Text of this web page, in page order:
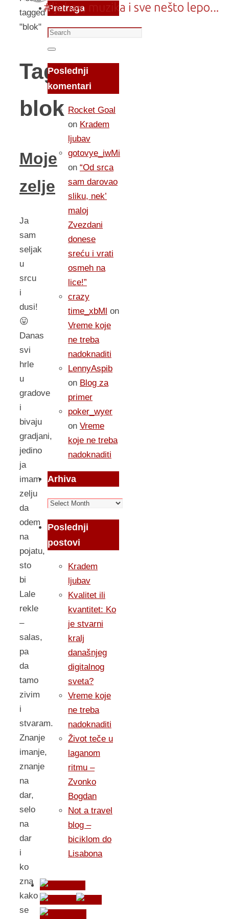
tagged
"blok"
Tag:
blok
Moje
zelje
Ja
sam
seljak
u
srcu
i
dusi!
😛
Danas
svi
hrle
u
gradove
i
bivaju
gradjani,
jedino
ja
imam
zelju
da
odem
na
pojatu,
sto
bi
Lale
rekle
–
salas,
pa
da
tamo
zivim
i
stvaram.
Znanje
imanje,
znanje
na
dar,
selo
na
dar
i
ko
zna
kako
se
Pretraga
Search
for:
Search
Poslednji
komentari
Rocket Goal
on Kradem
ljubav
gotovye_iwMi
on “Od srca
sam darovao
sliku, nek’
maloj
Zvezdani
donese
sreću i vrati
osmeh na
lice!”
crazy
time_xbMl on
Vreme koje
ne treba
nadoknaditi
LennyAspib
on Blog za
primer
poker_wyer
on Vreme
koje ne treba
nadoknaditi
Arhiva
Arhiva
Poslednji
postovi
Kradem
ljubav
Kvalitet ili
kvantitet: Ko
je stvarni
kralj
današnjeg
digitalnog
sveta?
Vreme koje
ne treba
nadoknaditi
Život teče u
laganom
ritmu –
Zvonko
Bogdan
Not a travel
blog –
biciklom do
Lisabona